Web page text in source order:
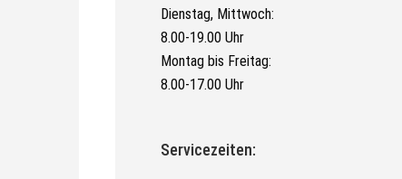
Dienstag, Mittwoch:
8.00-19.00 Uhr
Montag bis Freitag:
8.00-17.00 Uhr
Servicezeiten: